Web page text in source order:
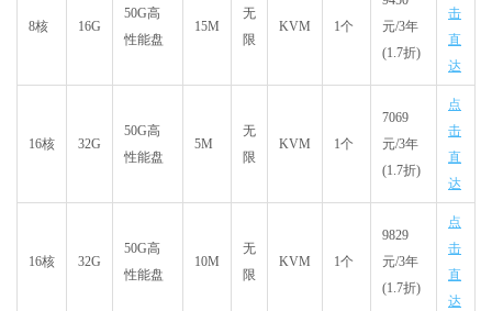
8核 16G
50G高
性能盘
15M
无
限
KVM 1个
元/3年
(1.7折)
击
直
达
16核 32G
50G高
性能盘
5M
无
限
KVM 1个
7069
元/3年
(1.7折)
点
击
直
达
16核 32G
50G高
性能盘
10M
无
限
KVM 1个
9829
元/3年
(1.7折)
点
击
直
达